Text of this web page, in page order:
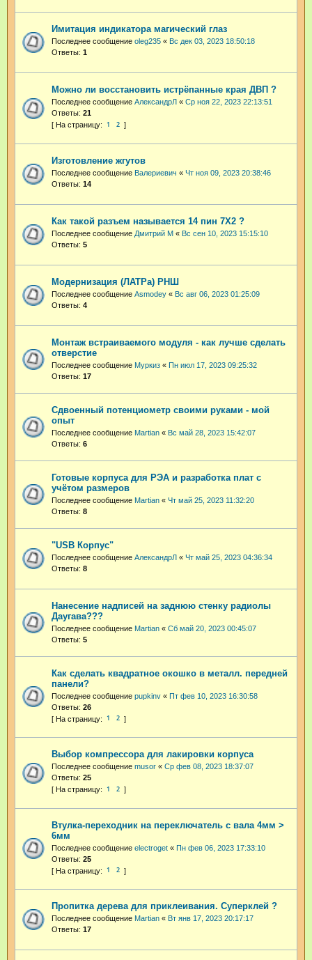
Имитация индикатора магический глаз
Последнее сообщение oleg235 « Вс дек 03, 2023 18:50:18
Ответы: 1
Можно ли восстановить истрёпанные края ДВП ?
Последнее сообщение АлександрЛ « Ср ноя 22, 2023 22:13:51
Ответы: 21
1 2
Изготовление жгутов
Последнее сообщение Валериевич « Чт ноя 09, 2023 20:38:46
Ответы: 14
Как такой разъем называется 14 пин 7Х2 ?
Последнее сообщение Дмитрий М « Вс сен 10, 2023 15:15:10
Ответы: 5
Модернизация (ЛАТРа) РНШ
Последнее сообщение Asmodey « Вс авг 06, 2023 01:25:09
Ответы: 4
Монтаж встраиваемого модуля - как лучше сделать
отверстие
Последнее сообщение Муркиз « Пн июл 17, 2023 09:25:32
Ответы: 17
Сдвоенный потенциометр своими руками - мой
опыт
Последнее сообщение Martian « Вс май 28, 2023 15:42:07
Ответы: 6
Готовые корпуса для РЭА и разработка плат с
учётом размеров
Последнее сообщение Martian « Чт май 25, 2023 11:32:20
Ответы: 8
"USB Корпус"
Последнее сообщение АлександрЛ « Чт май 25, 2023 04:36:34
Ответы: 8
Нанесение надписей на заднюю стенку радиолы
Даугава???
Последнее сообщение Martian « Сб май 20, 2023 00:45:07
Ответы: 5
Как сделать квадратное окошко в металл. передней
панели?
Последнее сообщение pupkinv « Пт фев 10, 2023 16:30:58
Ответы: 26
1 2
Выбор компрессора для лакировки корпуса
Последнее сообщение musor « Ср фев 08, 2023 18:37:07
Ответы: 25
1 2
Втулка-переходник на переключатель с вала 4мм >
6мм
Последнее сообщение electroget « Пн фев 06, 2023 17:33:10
Ответы: 25
1 2
Пропитка дерева для приклеивания. Суперклей ?
Последнее сообщение Martian « Вт янв 17, 2023 20:17:17
Ответы: 17